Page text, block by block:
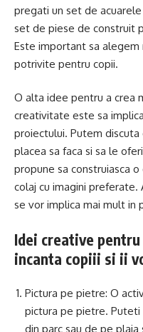
pregati un set de
set de piese de construit
Este important sa
potrivite pentru copii.
O alta idee pentru a crea
creativitate este sa
proiectului. Putem
placea sa faca si sa le
propune sa construiasca
colaj cu imagini
se vor implica mai mult in
Idei creative
incanta copiii si ii
Pictura pe pietre: O
pictura pe pietre.
din parc sau de pe